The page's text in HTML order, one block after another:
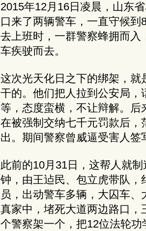
2015年12月16日凌晨，山东
口来了两辆警车，一直守候
去上班时，一群警察蜂拥而
车疾驶而去。
这次光天化日之下的绑架，
干的。他们把人拉到公安局
等，态度蛮横，不让辩解。
在被强制交纳七千元罚款后
出。期间警察曾威逼受害人
此前的10月31日，这帮人就
钟，由王迠民、包立虎带队
员，出动警车多辆，大囚车
真家中，堵死大道两边路口
个警察架一个，把12位法轮